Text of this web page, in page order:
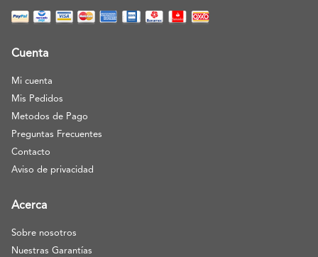
Cuenta
Mi cuenta
Mis Pedidos
Metodos de Pago
Preguntas Frecuentes
Contacto
Aviso de privacidad
Acerca
Sobre nosotros
Nuestras Garantías